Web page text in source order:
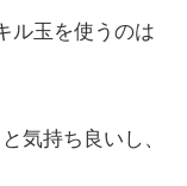
ル玉を使うのは
気持ち良いし、